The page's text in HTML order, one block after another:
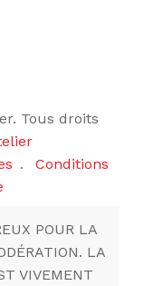
Tous droits
.
Conditions
POUR LA
LA
VIVEMENT